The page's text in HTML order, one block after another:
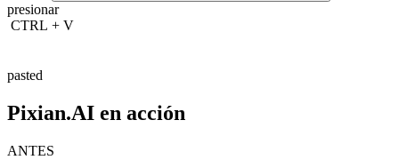
presionar
CTRL + V
pasted
Pixian.AI en acción
ANTES